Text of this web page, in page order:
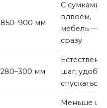
850–900 мм
С сумками,
вдвоём,
мебель —
сразу.
280–300 мм
шаг,
спускаться.
Меньше